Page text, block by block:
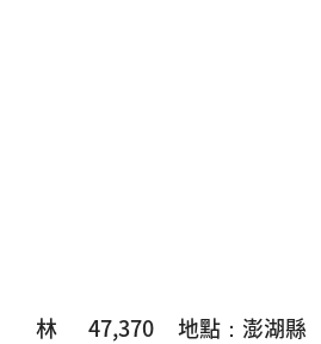
林
47,370
地點：澎湖縣